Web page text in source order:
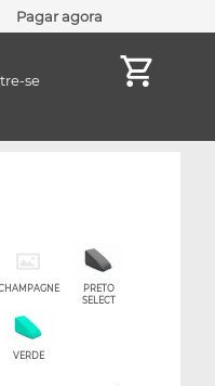
Pagar agora
se
PRETO
SELECT
VERDE